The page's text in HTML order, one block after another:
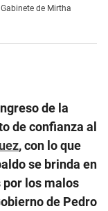
de Mirtha
de la
de confianza al
, con lo que
se brinda en
los malos
de Pedro